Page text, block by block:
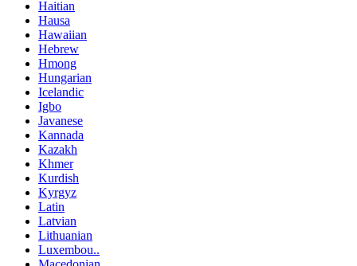
Haitian
Hausa
Hawaiian
Hebrew
Hmong
Hungarian
Icelandic
Igbo
Javanese
Kannada
Kazakh
Khmer
Kurdish
Kyrgyz
Latin
Latvian
Lithuanian
Luxembou..